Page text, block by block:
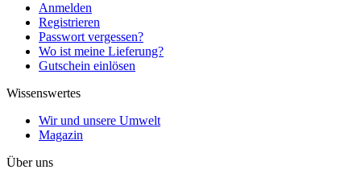
Anmelden
Registrieren
Passwort vergessen?
Wo ist meine Lieferung?
Gutschein einlösen
Wissenswertes
Wir und unsere Umwelt
Magazin
Über uns